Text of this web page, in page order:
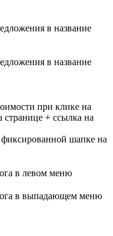
в название
в название
при клике на
странице + ссылка на
шапке на
в левом меню
в выпадающем меню